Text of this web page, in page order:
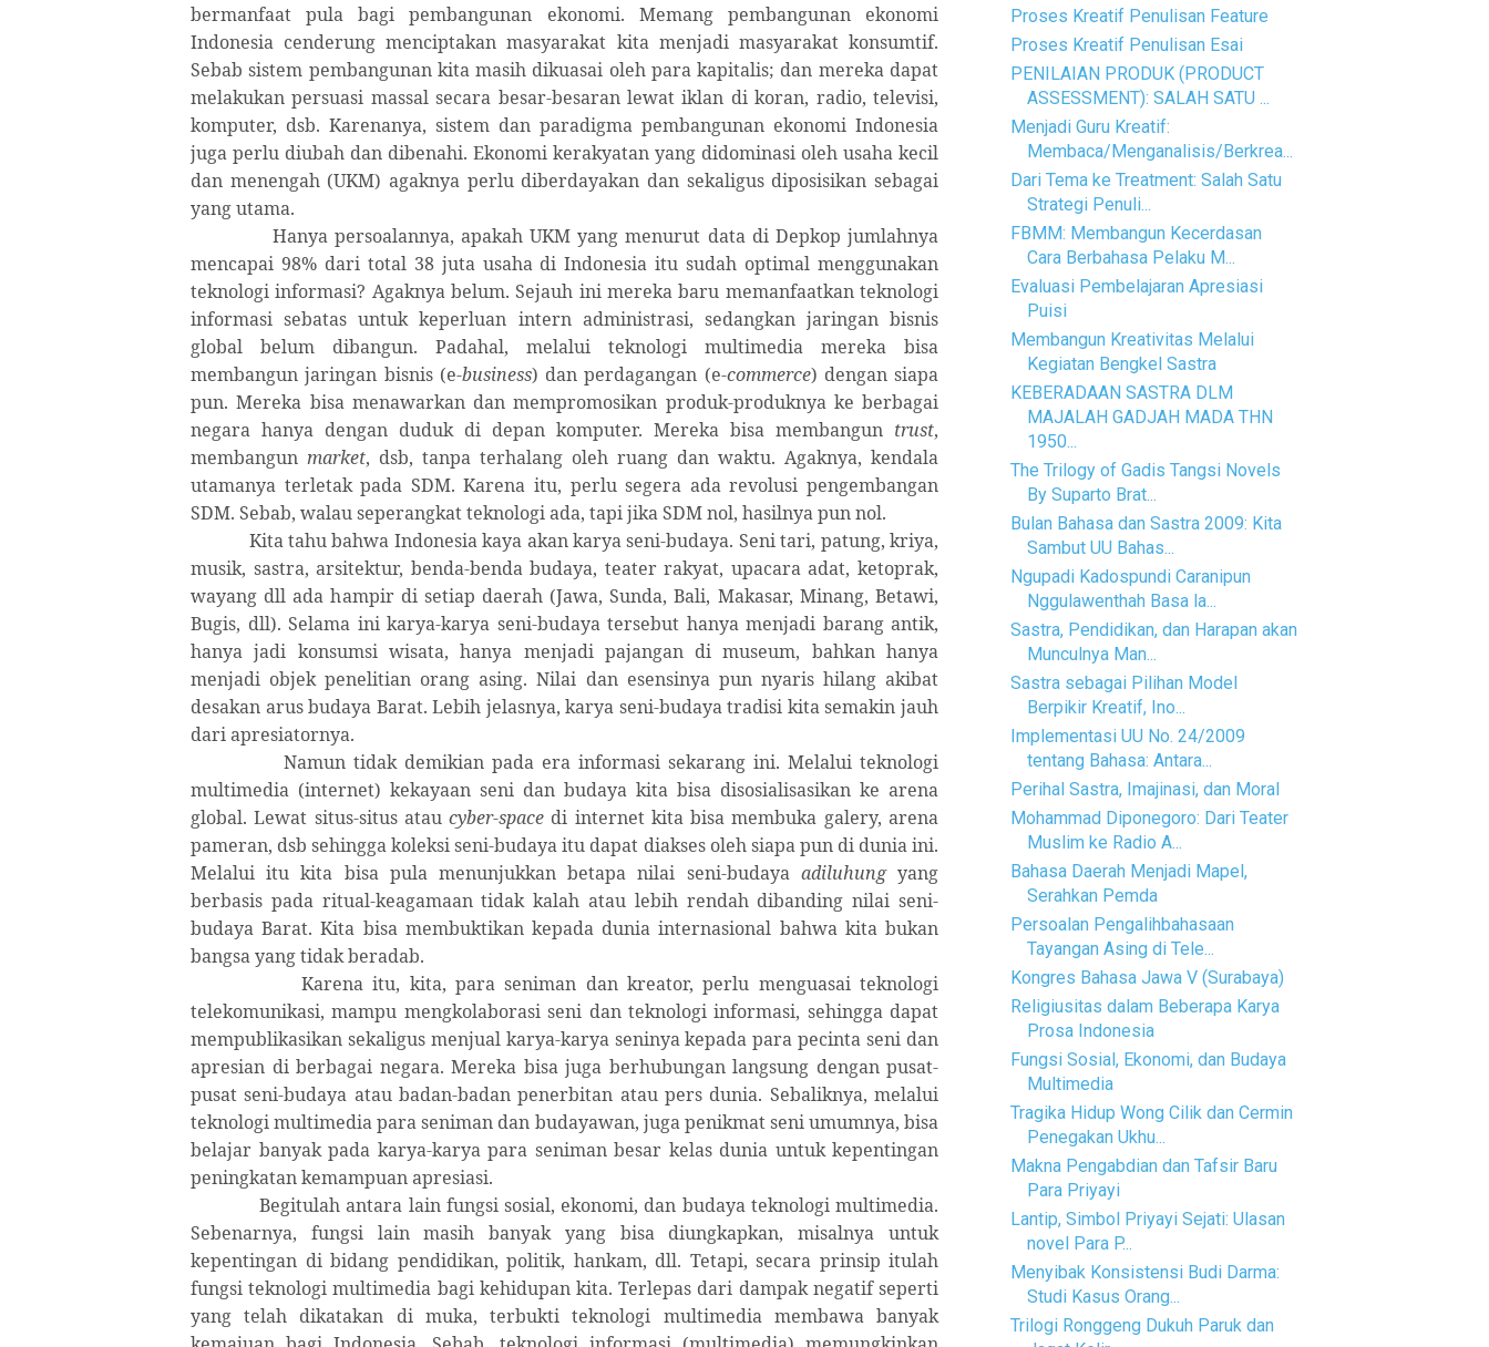
bermanfaat pula bagi pembangunan ekonomi. Memang pembangunan ekonomi
Indonesia cenderung menciptakan masyarakat kita menjadi masyarakat konsumtif.
Sebab sistem pembangunan kita masih dikuasai oleh para kapitalis; dan mereka dapat
melakukan persuasi massal secara besar-besaran lewat iklan di koran, radio, televisi,
komputer, dsb. Karenanya, sistem dan paradigma pembangunan ekonomi Indonesia
juga perlu diubah dan dibenahi. Ekonomi kerakyatan yang didominasi oleh usaha kecil
dan menengah (UKM) agaknya perlu diberdayakan dan sekaligus diposisikan sebagai
yang utama.
Hanya persoalannya, apakah UKM yang menurut data di Depkop jumlahnya
mencapai 98% dari total 38 juta usaha di Indonesia itu sudah optimal menggunakan
teknologi informasi? Agaknya belum. Sejauh ini mereka baru memanfaatkan teknologi
informasi sebatas untuk keperluan intern administrasi, sedangkan jaringan bisnis
global belum dibangun. Padahal, melalui teknologi multimedia mereka bisa
membangun jaringan bisnis (e-business) dan perdagangan (e-commerce) dengan siapa
pun. Mereka bisa menawarkan dan mempromosikan produk-produknya ke berbagai
negara hanya dengan duduk di depan komputer. Mereka bisa membangun trust,
membangun market, dsb, tanpa terhalang oleh ruang dan waktu. Agaknya, kendala
utamanya terletak pada SDM. Karena itu, perlu segera ada revolusi pengembangan
SDM. Sebab, walau seperangkat teknologi ada, tapi jika SDM nol, hasilnya pun nol.
Kita tahu bahwa Indonesia kaya akan karya seni-budaya. Seni tari, patung, kriya,
musik, sastra, arsitektur, benda-benda budaya, teater rakyat, upacara adat, ketoprak,
wayang dll ada hampir di setiap daerah (Jawa, Sunda, Bali, Makasar, Minang, Betawi,
Bugis, dll). Selama ini karya-karya seni-budaya tersebut hanya menjadi barang antik,
hanya jadi konsumsi wisata, hanya menjadi pajangan di museum, bahkan hanya
menjadi objek penelitian orang asing. Nilai dan esensinya pun nyaris hilang akibat
desakan arus budaya Barat. Lebih jelasnya, karya seni-budaya tradisi kita semakin jauh
dari apresiatornya.
Namun tidak demikian pada era informasi sekarang ini. Melalui teknologi
multimedia (internet) kekayaan seni dan budaya kita bisa disosialisasikan ke arena
global. Lewat situs-situs ataucyber-space di internet kita bisa membuka galery, arena
pameran, dsb sehingga koleksi seni-budaya itu dapat diakses oleh siapa pun di dunia ini.
Melalui itu kita bisa pula menunjukkan betapa nilai seni-budaya adiluhungyang
berbasis pada ritual-keagamaan tidak kalah atau lebih rendah dibanding nilai seni-
budaya Barat. Kita bisa membuktikan kepada dunia internasional bahwa kita bukan
bangsa yang tidak beradab.
Karena itu, kita, para seniman dan kreator, perlu menguasai teknologi
telekomunikasi, mampu mengkolaborasi seni dan teknologi informasi, sehingga dapat
mempublikasikan sekaligus menjual karya-karya seninya kepada para pecinta seni dan
apresian di berbagai negara. Mereka bisa juga berhubungan langsung dengan pusat-
pusat seni-budaya atau badan-badan penerbitan atau pers dunia. Sebaliknya, melalui
teknologi multimedia para seniman dan budayawan, juga penikmat seni umumnya, bisa
belajar banyak pada karya-karya para seniman besar kelas dunia untuk kepentingan
peningkatan kemampuan apresiasi.
Begitulah antara lain fungsi sosial, ekonomi, dan budaya teknologi multimedia.
Sebenarnya, fungsi lain masih banyak yang bisa diungkapkan, misalnya untuk
kepentingan di bidang pendidikan, politik, hankam, dll. Tetapi, secara prinsip itulah
fungsi teknologi multimedia bagi kehidupan kita. Terlepas dari dampak negatif seperti
yang telah dikatakan di muka, terbukti teknologi multimedia membawa banyak
Proses Kreatif Penulisan Feature
Proses Kreatif Penulisan Esai
PENILAIAN PRODUK (PRODUCT
ASSESSMENT): SALAH SATU ...
Menjadi Guru Kreatif:
Membaca/Menganalisis/Berkrea...
Dari Tema ke Treatment: Salah Satu
Strategi Penuli...
FBMM: Membangun Kecerdasan
Cara Berbahasa Pelaku M...
Evaluasi Pembelajaran Apresiasi
Puisi
Membangun Kreativitas Melalui
Kegiatan Bengkel Sastra
KEBERADAAN SASTRA DLM
MAJALAH GADJAH MADA THN
1950...
The Trilogy of Gadis Tangsi Novels
By Suparto Brat...
Bulan Bahasa dan Sastra 2009: Kita
Sambut UU Bahas...
Ngupadi Kadospundi Caranipun
Nggulawenthah Basa la...
Sastra, Pendidikan, dan Harapan akan
Munculnya Man...
Sastra sebagai Pilihan Model
Berpikir Kreatif, Ino...
Implementasi UU No. 24/2009
tentang Bahasa: Antara...
Perihal Sastra, Imajinasi, dan Moral
Mohammad Diponegoro: Dari Teater
Muslim ke Radio A...
Bahasa Daerah Menjadi Mapel,
Serahkan Pemda
Persoalan Pengalihbahasaan
Tayangan Asing di Tele...
Kongres Bahasa Jawa V (Surabaya)
Religiusitas dalam Beberapa Karya
Prosa Indonesia
Fungsi Sosial, Ekonomi, dan Budaya
Multimedia
Tragika Hidup Wong Cilik dan Cermin
Penegakan Ukhu...
Makna Pengabdian dan Tafsir Baru
Para Priyayi
Lantip, Simbol Priyayi Sejati: Ulasan
novel Para P...
Menyibak Konsistensi Budi Darma:
Studi Kasus Orang...
Trilogi Ronggeng Dukuh Paruk dan